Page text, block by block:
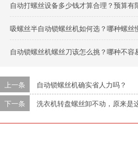
自动打螺丝设备多少钱才算合理？预算有
吸螺丝半自动锁螺丝机如何选？哪种螺丝
自动锁螺丝机螺丝刀该怎么挑？哪种不容
上一条
自动锁螺丝机确实省人力吗？
下一条
洗衣机转盘螺丝卸不动，原来是